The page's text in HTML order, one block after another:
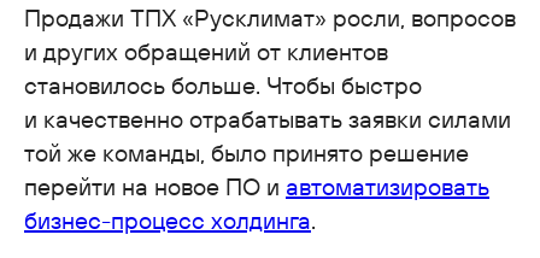
Продажи ТПХ «Русклимат» росли, вопросов
и других обращений от клиентов
становилось больше. Чтобы быстро
и качественно отрабатывать заявки силами
той же команды, было принято решение
перейти на новое ПО и автоматизировать
бизнес-процесс холдинга.